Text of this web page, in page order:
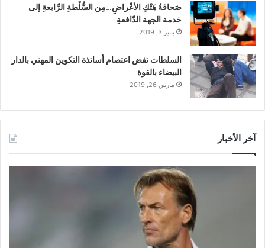
صَحافةُ هَتْكِ الأعْراضِ…مِن السُّلْطةِ الرِّابعةِ إلى
خدمة الجهة الدّافعةِ
يناير 3, 2019
السلطات تفض اعتصام أساتذة التكوين المهني بالدار
البيضاء بالقوة
مارس 26, 2019
آخر الأخبار